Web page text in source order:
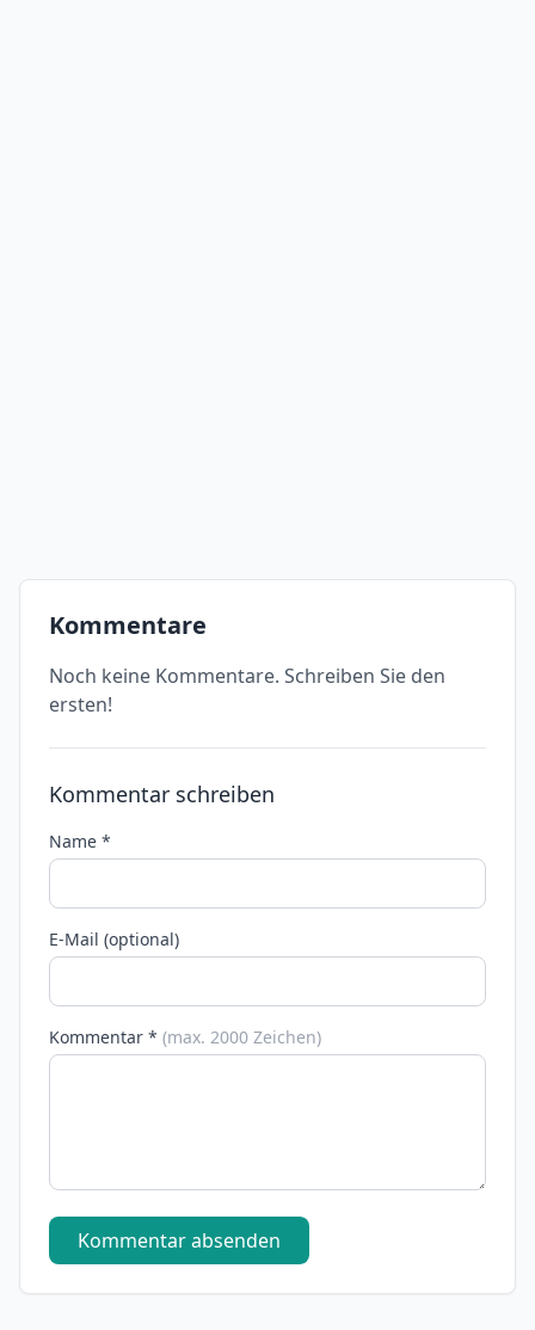
Kommentare
Noch keine Kommentare. Schreiben Sie den
ersten!
Kommentar schreiben
Name *
E-Mail (optional)
Kommentar * (max. 2000 Zeichen)
Kommentar absenden